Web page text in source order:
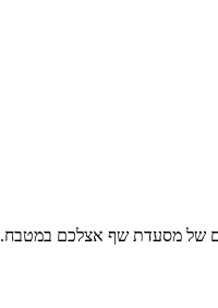
של מסעדת שף אצלכם במטבח.